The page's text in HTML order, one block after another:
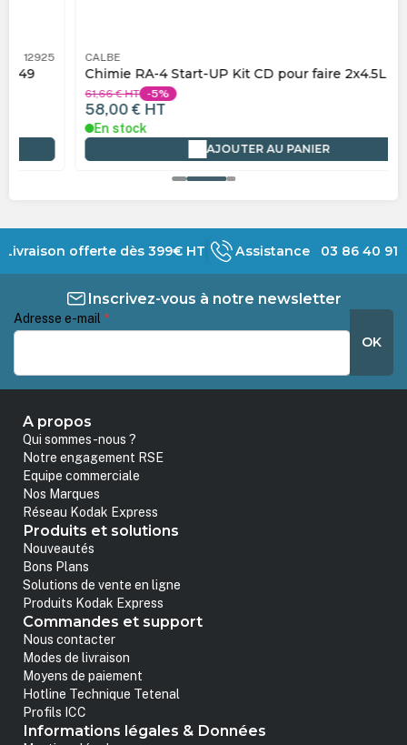
CALBE
Chimie RA-4 Start-UP Kit CD pour faire 2x4.5L
-5%
58,00 €HT
En stock
AJOUTER AU PANIER
Livraison offerte dès 399€ HT Assistance 03 86 40 91
Inscrivez-vous à notre newsletter
Adresse e-mail *
OK
A propos
Qui sommes-nous ?
Notre engagement RSE
Equipe commerciale
Nos Marques
Réseau Kodak Express
Produits et solutions
Nouveautés
Bons Plans
Solutions de vente en ligne
Produits Kodak Express
Commandes et support
Nous contacter
Modes de livraison
Moyens de paiement
Hotline Technique Tetenal
Profils ICC
Informations légales & Données